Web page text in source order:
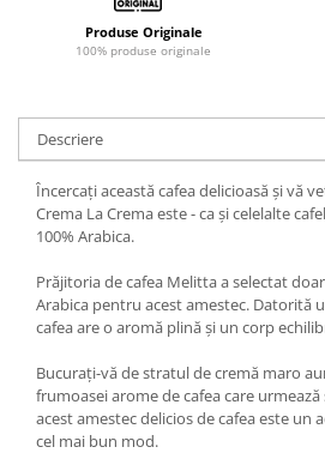
Produse Originale
100% produse originale
Descriere
Încercați această cafea delicioasă și vă
Crema La Crema este - ca și celelalte
100% Arabica.
Prăjitoria de cafea Melitta a selectat
Arabica pentru acest amestec. Datorită
cafea are o aromă plină și un corp
Bucurați-vă de stratul de cremă maro
frumoasei arome de cafea care urmează
acest amestec delicios de cafea este un
cel mai bun mod.